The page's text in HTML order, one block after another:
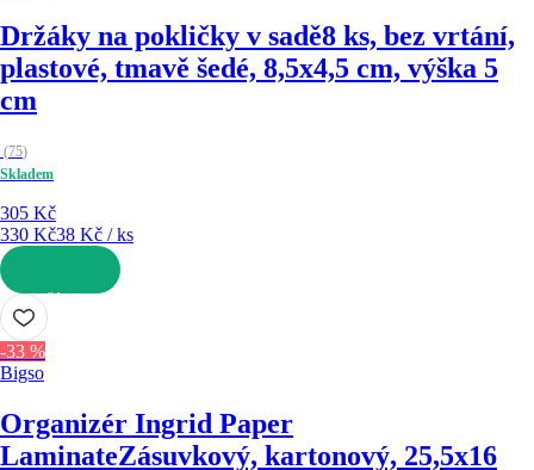
Držáky na pokličky v sadě8 ks, bez vrtání,
plastové, tmavě šedé, 8,5x4,5 cm, výška 5
cm
(75)
Skladem
305 Kč
330 Kč38 Kč / ks
DO KOŠÍKU
-33 %
Bigso
Organizér Ingrid Paper
LaminateZásuvkový, kartonový, 25,5x16